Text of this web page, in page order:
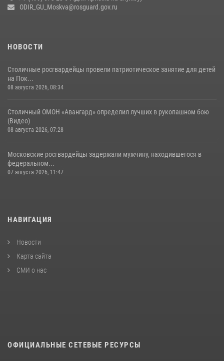
Росгвардецы проверили места массового пребывания молодежи в
ODIR_GU_Moskva@rosguard.gov.ru
НОВОСТИ
Столичные росгвардейцы провели патриотическое занятие для детей
на Пок...
08 августа 2026, 08:34
Столичный ОМОН «Авангард» определил лучших в рукопашном бою
(Видео)
08 августа 2026, 07:28
Московские росгвардейцы задержали мужчину, находившегося в
федеральном...
07 августа 2026, 11:47
НАВИГАЦИЯ
Новости
Карта сайта
СМИ о нас
ОФИЦИАЛЬНЫЕ СЕТЕВЫЕ РЕСУРСЫ